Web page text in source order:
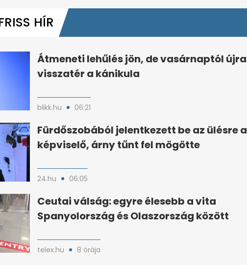
HÍR
Átmeneti lehűlés jön, de vasárnaptól újra
visszatér a kánikula
blikk.hu 06:21
Fürdőszobából jelentkezett be az ülésre a
képviselő, árny tűnt fel mögötte
24.hu 06:05
Ceutai válság: egyre élesebb a vita
Spanyolország és Olaszország között
telex.hu 8 órája